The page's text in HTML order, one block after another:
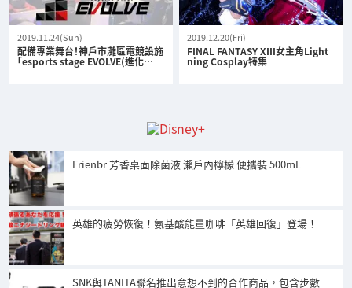
2019.11.24(Sun)
配備專業舞台！神戶市灘區電競設施
「esports stage EVOLVE(進化…
2019.12.20(Fri)
FINAL FANTASY XIII女主角Light
ning Cosplay特集
Frienbr 芳香桌面除菌液 瀨戶內檸檬 便攜裝 500mL
英雄的疲勞恢復！氨基酸能量咖啡「英雄回復」登場！
SNK與TANITA聯名推出意想不到的合作商品，包含步數